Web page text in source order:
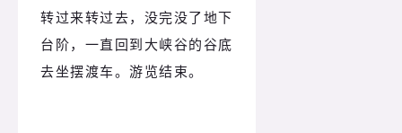
转过来转过去，没完没了地下
台阶，一直回到大峡谷的谷底
去坐摆渡车。游览结束。